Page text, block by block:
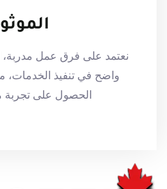
نعتمد على فرق عمل
واضح في تنفيذ الخدمات،
الحصول على تجربة